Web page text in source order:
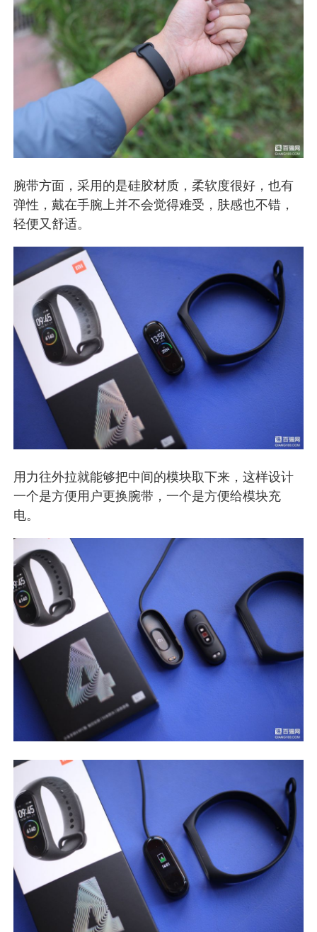
腕带方面，采用的是硅胶材质，柔软度很好，也有
弹性，戴在手腕上并不会觉得难受，肤感也不错，
轻便又舒适。
用力往外拉就能够把中间的模块取下来，这样设计
一个是方便用户更换腕带，一个是方便给模块充
电。